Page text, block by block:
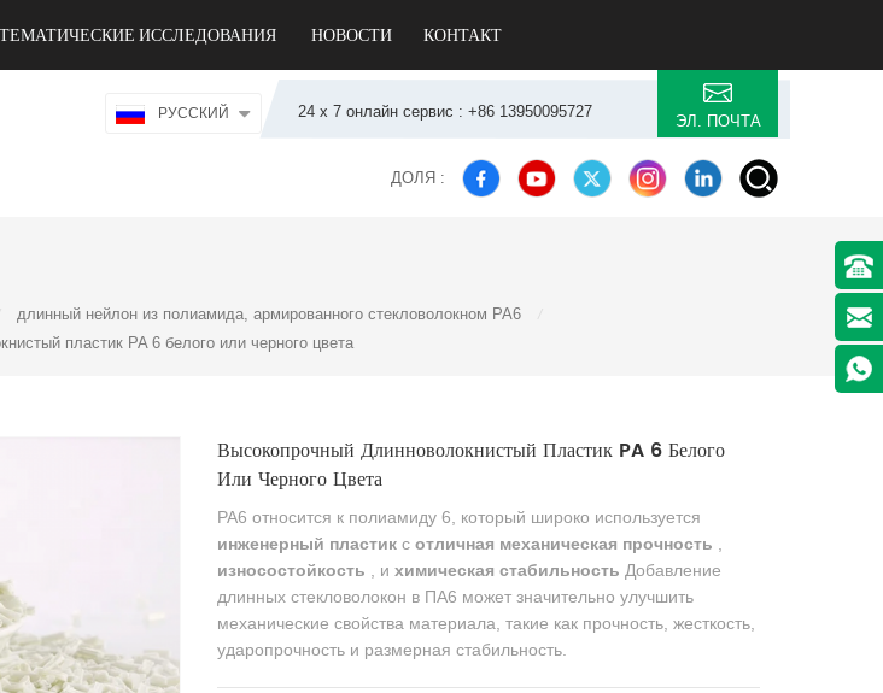
ТЕМАТИЧЕСКИЕ ИССЛЕДОВАНИЯ НОВОСТИ КОНТАКТ
24 х 7 онлайн сервис : +86 13950095727
ЭЛ. ПОЧТА
РУССКИЙ
ДОЛЯ :
длинный нейлон из полиамида, армированного стекловолокном PA6
пластик PA 6 белого или черного цвета
Высокопрочный Длинноволокнистый Пластик PA 6 Белого
Или Черного Цвета
PA6 относится к полиамиду 6, который широко используется
инженерный пластиксотличная механическая прочность
износостойкость
, ихимическая стабильность Добавление
длинных стекловолокон в ПА6 может значительно улучшить
механические свойства материала, такие как прочность, жесткость,
ударопрочность и размерная стабильность.